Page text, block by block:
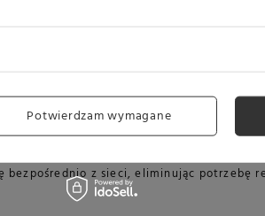
wysoką wydajnością, przygotowując do
, umożliwiające
pojemniki na produkty instant o
z nowoczesnym interfejsem 3D
możliwość bezpośredniego
z sieci, eliminując potrzebę
Potwierdzam wymagane